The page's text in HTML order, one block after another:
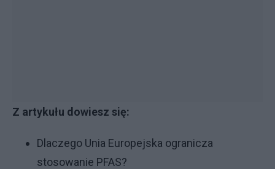
Z artykułu dowiesz się:
Dlaczego Unia Europejska ogranicza
stosowanie PFAS?